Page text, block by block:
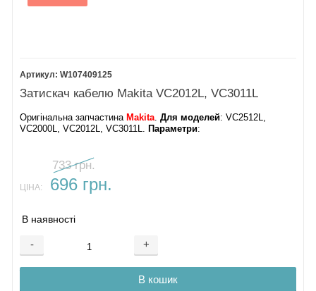
W107409125
Затискач кабелю Makita VC2012L, VC3011L
Оригінальна запчастина Makita.Для моделей: VC2512L,
VC2000L, VC2012L, VC3011L. Параметри:
733 грн.
ЦІНА: 696 грн.
В наявності
- +
В кошик